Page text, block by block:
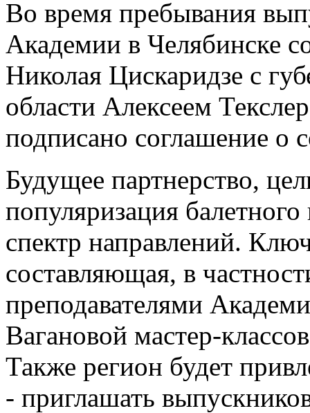
Во время пребывания
Академии в Челябинске
Николая Цискаридзе с
области Алексеем
подписано соглашение о
Будущее партнерство,
популяризация
спектр направлений.
составляющая, в
преподавателями
Вагановой мастер-
Также регион будет
- приглашать